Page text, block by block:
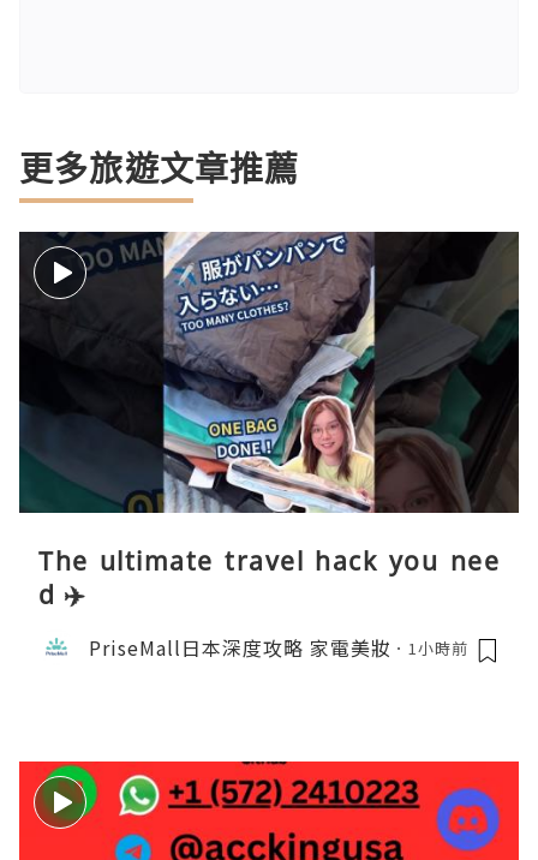
更多旅遊文章推薦
The ultimate travel hack you nee
d ✈️
PriseMall日本深度攻略 家電美妝 1小時前